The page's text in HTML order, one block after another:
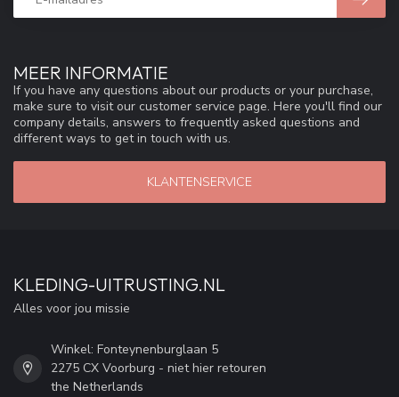
MEER INFORMATIE
If you have any questions about our products or your purchase,
make sure to visit our customer service page. Here you'll find our
company details, answers to frequently asked questions and
different ways to get in touch with us.
KLANTENSERVICE
KLEDING-UITRUSTING.NL
Alles voor jou missie
Winkel: Fonteynenburglaan 5
2275 CX Voorburg - niet hier retouren
the Netherlands